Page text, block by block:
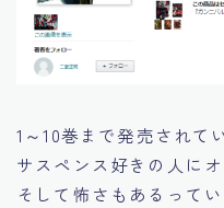
1～10巻まで発売されて
サスペンス好きの人に
そして怖さもあるって